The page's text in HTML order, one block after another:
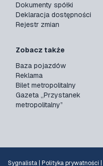
Dokumenty spółki
Deklaracja dostępności
Rejestr zmian
Zobacz także
Baza pojazdów
Reklama
Bilet metropolitalny
Gazeta „Przystanek
metropolitalny”
Sygnalista Polityka prywatności